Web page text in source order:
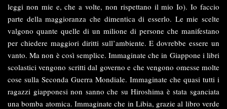
leggi non mie e, che a volte, non rispettano il mio Io). Io faccio
parte della maggioranza che dimentica di esserlo. Le mie scelte
valgono quante quelle di un milione di persone che manifestano
per chiedere maggiori diritti sull’ambiente. E dovrebbe essere un
vanto. Ma non è così semplice. Immaginate che in Giappone i libri
scolastici vengono scritti dal governo e che vengono omesse molte
cose sulla Seconda Guerra Mondiale. Immaginate che quasi tutti i
ragazzi giapponesi non sanno che su Hiroshima è stata sganciata
una bomba atomica. Immaginate che in Libia, grazie al libro verde